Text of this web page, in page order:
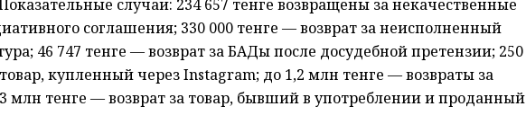
случаи: 234 657 тенге возвращены за некачественные
соглашения; 330 000 тенге — возврат за неисполненный
46 747 тенге — возврат за БАДы после досудебной претензии; 250
купленный через Instagram; до 1,2 млн тенге — возвраты за
млн тенге — возврат за товар, бывший в употреблении и проданный